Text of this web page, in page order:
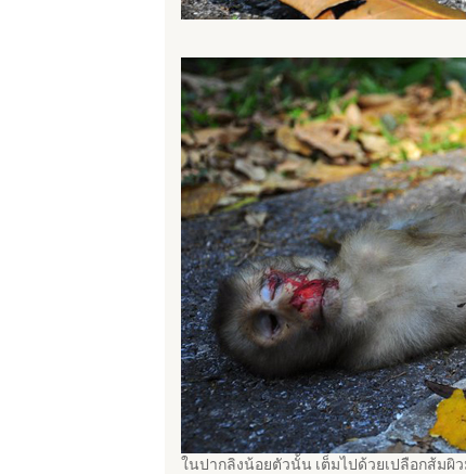
ในปากลิงน้อยตัวนั้น เต็มไปด้วยเปลือกส้มผิ